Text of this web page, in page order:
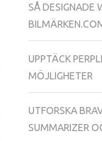
SÅ DESIGNADE
UPPTÄCK
MÖJLIGHETER
UTFORSKA
SUMMARIZER